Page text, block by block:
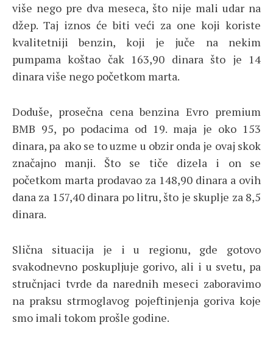
više nego pre dva meseca, što nije mali udar na
džep. Taj iznos će biti veći za one koji koriste
kvalitetniji benzin, koji je juče na nekim
pumpama koštao čak 163,90 dinara što je 14
dinara više nego početkom marta.
Doduše, prosečna cena benzina Evro premium
BMB 95, po podacima od 19. maja je oko 153
dinara, pa ako se to uzme u obzir onda je ovaj skok
značajno manji. Što se tiče dizela i on se
početkom marta prodavao za 148,90 dinara a ovih
dana za 157,40 dinara po litru, što je skuplje za 8,5
dinara.
Slična situacija je i u regionu, gde gotovo
svakodnevno poskupljuje gorivo, ali i u svetu, pa
stručnjaci tvrde da narednih meseci zaboravimo
na praksu strmoglavog pojeftinjenja goriva koje
smo imali tokom prošle godine.